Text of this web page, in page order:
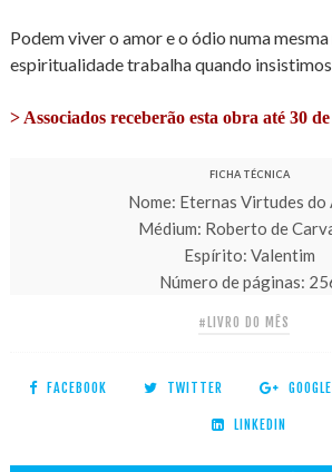
Podem viver o amor e o ódio numa
espiritualidade trabalha quando insistimos
> Associados receberão esta obra até 30
FICHA TÉCNICA
Nome: Eternas Virtudes do
Médium: Roberto de
Espírito: Valentim
Número de páginas:
#LIVRO DO MÊS
FACEBOOK TWITTER
LINKEDIN